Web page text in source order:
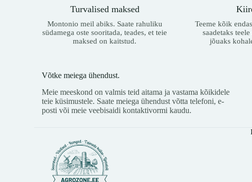
Turvalised maksed
Montonio meil abiks. Saate rahuliku
südamega oste sooritada, teades, et teie
maksed on kaitstud.
Teeme kõik
saadetaks
jõuaks
Võtke meiega ühendust.
Meie meeskond on valmis teid aitama ja vastama kõikidele
teie küsimustele. Saate meiega ühendust võtta telefoni, e-
posti või meie veebisaidi kontaktivormi kaudu.